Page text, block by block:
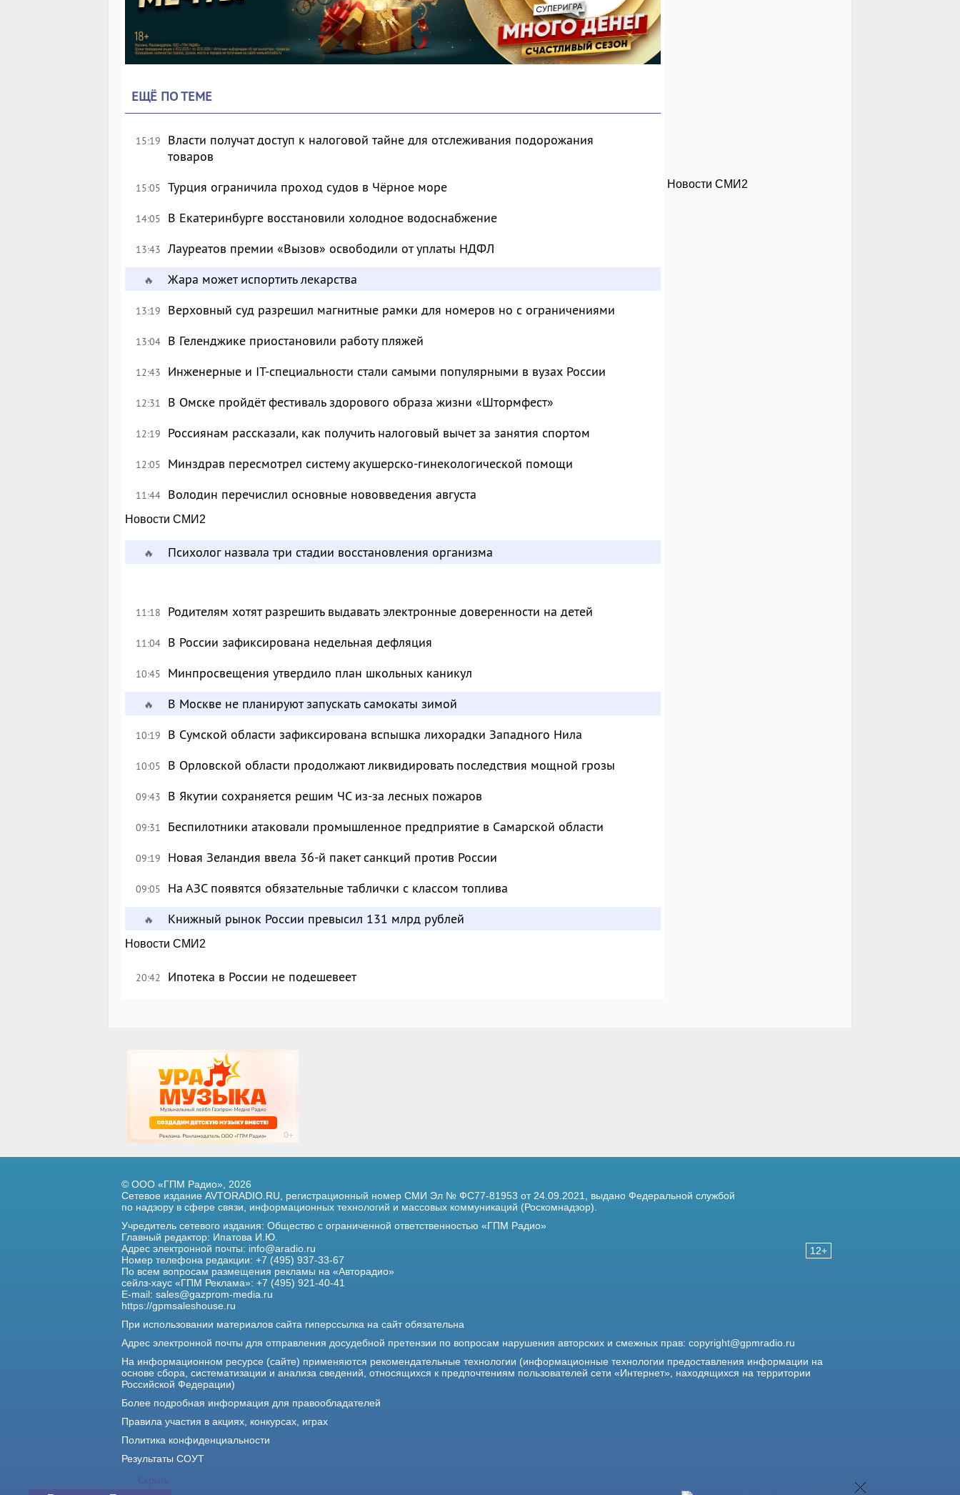
ЕЩЁ ПО ТЕМЕ
15:19
Власти получат доступ к налоговой тайне для отслеживания подорожания
товаров
15:05 Турция ограничила проход судов в Чёрное море
14:05 В Екатеринбурге восстановили холодное водоснабжение
13:43 Лауреатов премии «Вызов» освободили от уплаты НДФЛ
🔥 Жара может испортить лекарства
13:19 Верховный суд разрешил магнитные рамки для номеров но с ограничениями
13:04 В Геленджике приостановили работу пляжей
12:43 Инженерные и IT-специальности стали самыми популярными в вузах России
12:31 В Омске пройдёт фестиваль здорового образа жизни «Штормфест»
12:19 Россиянам рассказали, как получить налоговый вычет за занятия спортом
12:05 Минздрав пересмотрел систему акушерско-гинекологической помощи
11:44 Володин перечислил основные нововведения августа
Новости СМИ2
🔥 Психолог назвала три стадии восстановления организма
11:18 Родителям хотят разрешить выдавать электронные доверенности на детей
11:04 В России зафиксирована недельная дефляция
10:45 Минпросвещения утвердило план школьных каникул
🔥 В Москве не планируют запускать самокаты зимой
10:19 В Сумской области зафиксирована вспышка лихорадки Западного Нила
10:05 В Орловской области продолжают ликвидировать последствия мощной грозы
09:43 В Якутии сохраняется решим ЧС из-за лесных пожаров
09:31 Беспилотники атаковали промышленное предприятие в Самарской области
09:19 Новая Зеландия ввела 36-й пакет санкций против России
09:05 На АЗС появятся обязательные таблички с классом топлива
🔥 Книжный рынок России превысил 131 млрд рублей
Новости СМИ2
20:42 Ипотека в России не подешевеет
Новости СМИ2
Скрыть
12+
© ООО «ГПМ Радио», 2026
Сетевое издание AVTORADIO.RU, регистрационный номер СМИ Эл № ФС77-81953 от 24.09.2021, выдано Федеральной службой
по надзору в сфере связи, информационных технологий и массовых коммуникаций (Роскомнадзор).
Учредитель сетевого издания: Общество с ограниченной ответственностью «ГПМ Радио»
Главный редактор: Ипатова И.Ю.
Адрес электронной почты: info@aradio.ru
Номер телефона редакции: +7 (495) 937-33-67
По всем вопросам размещения рекламы на «Авторадио»
сейлз-хаус «ГПМ Реклама»: +7 (495) 921-40-41
E-mail: sales@gazprom-media.ru
https://gpmsaleshouse.ru
При использовании материалов сайта гиперссылка на сайт обязательна
Адрес электронной почты для отправления досудебной претензии по вопросам нарушения авторских и смежных прав: copyright@gpmradio.ru
На информационном ресурсе (сайте) применяются рекомендательные технологии (информационные технологии предоставления информации на
основе сбора, систематизации и анализа сведений, относящихся к предпочтениям пользователей сети «Интернет», находящихся на территории
Российской Федерации)
Более подробная информация для правообладателей
Правила участия в акциях, конкурсах, играх
Политика конфиденциальности
Результаты СОУТ